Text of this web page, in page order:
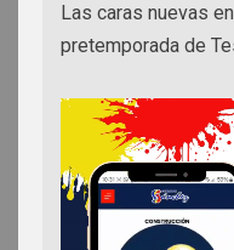
Las caras nuevas
pretemporada de